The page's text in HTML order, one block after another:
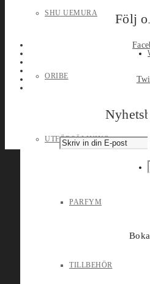
SHU UEMURA
ORIBE
UTFÖRSÄLJNING
PARFYM
TILLBEHÖR
Följ